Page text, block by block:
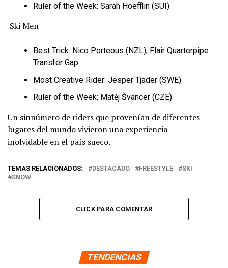
Ruler of the Week: Sarah Hoefflin (SUI)
Ski Men
Best Trick: Nico Porteous (NZL), Flair Quarterpipe
Transfer Gap
Most Creative Rider: Jesper Tjäder (SWE)
Ruler of the Week: Matěj Švancer (CZE)
Un sinnúmero de riders que provenían de diferentes
lugares del mundo vivieron una experiencia
inolvidable en el país sueco.
TEMAS RELACIONADOS: DESTACADO FREESTYLE
SKI
SNOW
CLICK PARA COMENTAR
TENDENCIAS